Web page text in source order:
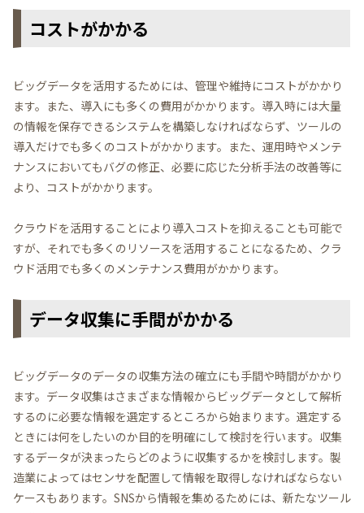
コストがかかる
ビッグデータを活用するためには、管理や維持にコストがかかり
ます。また、導入にも多くの費用がかかります。導入時には大量
の情報を保存できるシステムを構築しなければならず、ツールの
導入だけでも多くのコストがかかります。また、運用時やメンテ
ナンスにおいてもバグの修正、必要に応じた分析手法の改善等に
より、コストがかかります。
クラウドを活用することにより導入コストを抑えることも可能で
すが、それでも多くのリソースを活用することになるため、クラ
ウド活用でも多くのメンテナンス費用がかかります。
データ収集に手間がかかる
ビッグデータのデータの収集方法の確立にも手間や時間がかかり
ます。データ収集はさまざまな情報からビッグデータとして解析
するのに必要な情報を選定するところから始まります。選定する
ときには何をしたいのか目的を明確にして検討を行います。収集
するデータが決まったらどのように収集するかを検討します。製
造業によってはセンサを配置して情報を取得しなければならない
ケースもあります。SNSから情報を集めるためには、新たなツール